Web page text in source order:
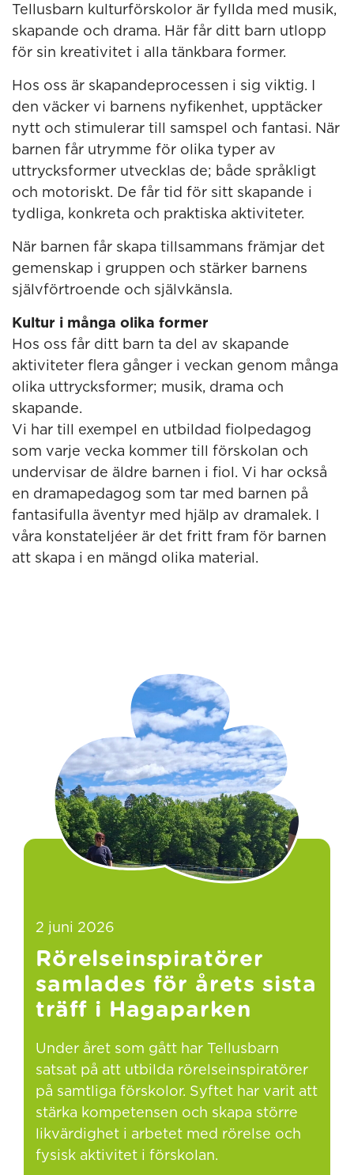
Tellusbarn kulturförskolor är fyllda med musik,
skapande och drama. Här får ditt barn utlopp
för sin kreativitet i alla tänkbara former.
Hos oss är skapandeprocessen i sig viktig. I
den väcker vi barnens nyfikenhet, upptäcker
nytt och stimulerar till samspel och fantasi. När
barnen får utrymme för olika typer av
uttrycksformer utvecklas de; både språkligt
och motoriskt. De får tid för sitt skapande i
tydliga, konkreta och praktiska aktiviteter.
När barnen får skapa tillsammans främjar det
gemenskap i gruppen och stärker barnens
självförtroende och självkänsla.
Kultur i många olika former
Hos oss får ditt barn ta del av skapande
aktiviteter flera gånger i veckan genom många
olika uttrycksformer; musik, drama och
skapande.
Vi har till exempel en utbildad fiolpedagog
som varje vecka kommer till förskolan och
undervisar de äldre barnen i fiol. Vi har också
en dramapedagog som tar med barnen på
fantasifulla äventyr med hjälp av dramalek. I
våra konstateljéer är det fritt fram för barnen
att skapa i en mängd olika material.
2 juni 2026
Rörelseinspiratörer
samlades för årets sista
träff i Hagaparken
Under året som gått har Tellusbarn
satsat på att utbilda rörelseinspiratörer
på samtliga förskolor. Syftet har varit att
stärka kompetensen och skapa större
likvärdighet i arbetet med rörelse och
fysisk aktivitet i förskolan.